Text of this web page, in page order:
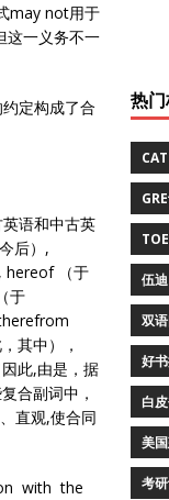
may not用于
这一义务不一
定构成了合
语和中古英
后）,
hereof （于
于
其中），
此,由是，据
合副词中，
直观,使合同
with the
热
伍
双
好
白
美
考